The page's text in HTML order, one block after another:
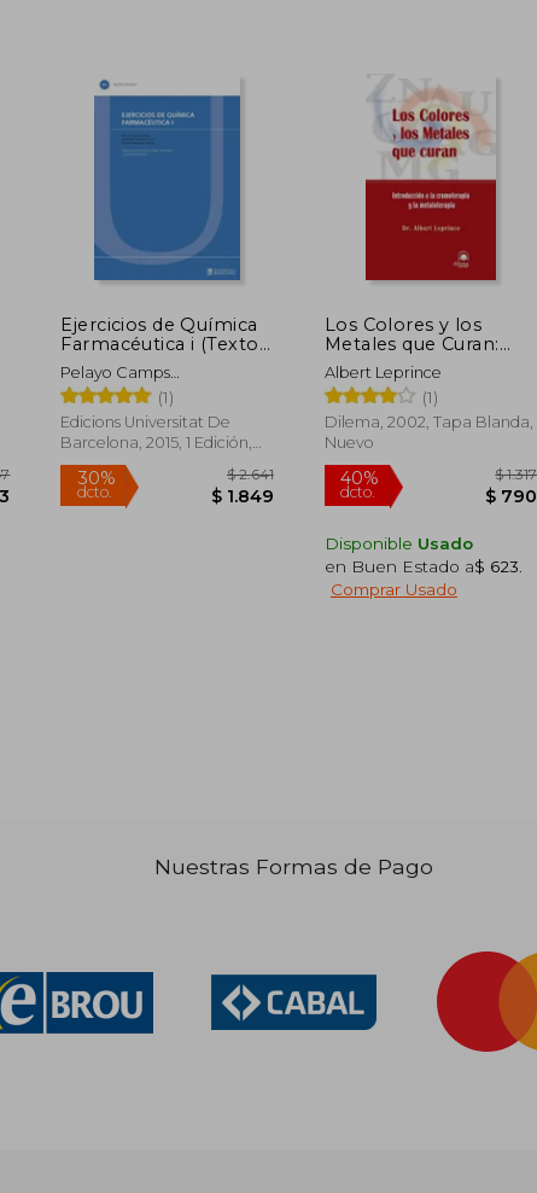
dcto.
50%
Ejercicios de Química
Farmacéutica i (Textos
Docents)
Pelayo Camps
Garc&Iacute;A(1)
Edicions Universitat De
Barcelona, 2015, 1 Edición,
Tapa Blanda, Nuevo
Los Colores y los
Metales que Curan:
Introduccion a la
Cromoterap ia y la
Metaloterapia
Albert Leprince
(1)
Dilema, 2002, Tapa Blanda,
Nuevo
Disponible Usado
en Buen Estado a$ 623
Comprar Usado
Nuestras Formas de Pago